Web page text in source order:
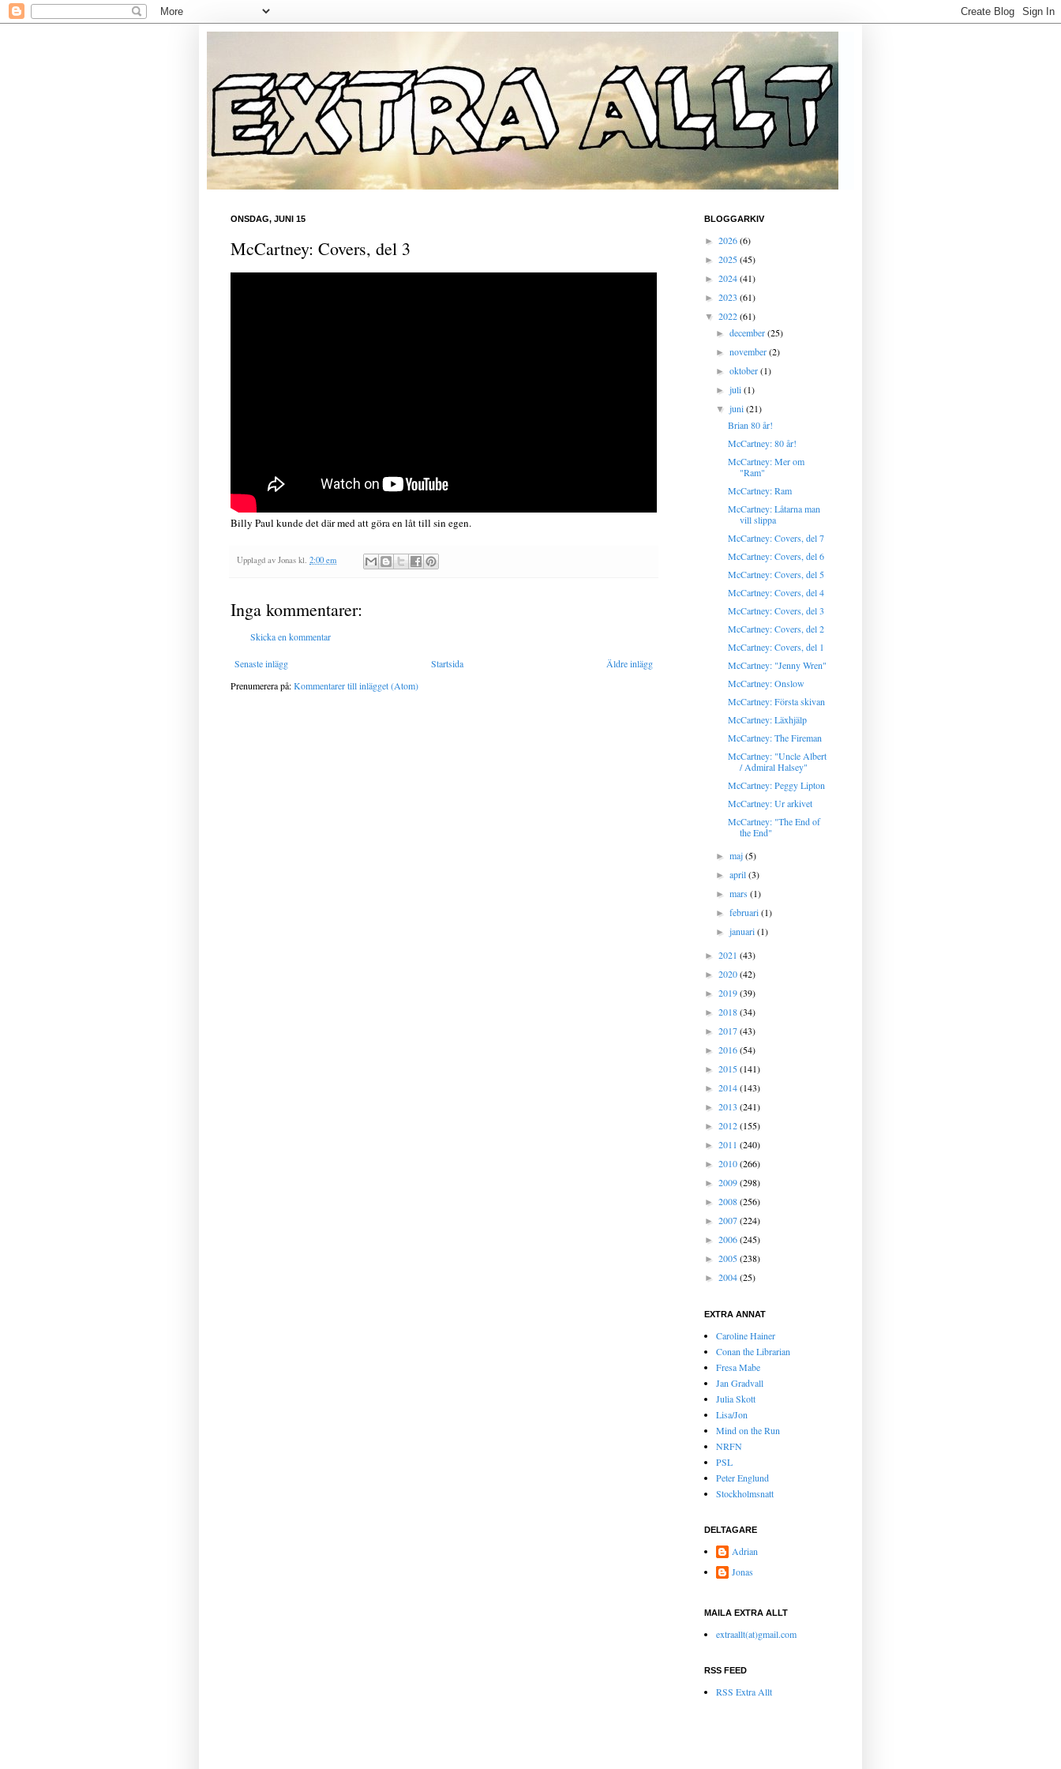
ONSDAG, JUNI 15
McCartney: Covers, del 3
Billy Paul kunde det där med att göra en låt till sin egen.
Upplagd av Jonas kl. 2:00 em
Inga kommentarer:
Skicka en kommentar
Senaste inlägg Äldre inlägg
Startsida
Prenumerera på:Kommentarer till inlägget (Atom)
BLOGGARKIV
► 2026(6)
► 2025(45)
► 2024(41)
► 2023 (61)
▼ 2022(61)
►december(25)
►november(2)
►oktober(1)
►juli(1)
▼juni(21)
Brian 80 år!
McCartney: 80 år!
McCartney: Mer om
"Ram"
McCartney: Ram
McCartney: Låtarna man
vill slippa
McCartney: Covers, del 7
McCartney: Covers, del 6
McCartney: Covers, del 5
McCartney: Covers, del 4
McCartney: Covers, del 3
McCartney: Covers, del 2
McCartney: Covers, del 1
McCartney: "Jenny Wren"
McCartney: Onslow
McCartney: Första skivan
McCartney: Läxhjälp
McCartney: The Fireman
McCartney: "Uncle Albert
/ Admiral Halsey"
McCartney: Peggy Lipton
McCartney: Ur arkivet
McCartney: "The End of
the End"
►maj(5)
►april(3)
►mars(1)
►februari(1)
►januari(1)
► 2021 (43)
► 2020(42)
► 2019(39)
► 2018(34)
► 2017(43)
► 2016(54)
► 2015(141)
► 2014(143)
► 2013 (241)
► 2012(155)
► 2011 (240)
► 2010(266)
► 2009(298)
► 2008(256)
► 2007(224)
► 2006(245)
► 2005(238)
► 2004(25)
EXTRA ANNAT
Caroline Hainer
Conan the Librarian
Fresa Mabe
Jan Gradvall
Julia Skott
Lisa/Jon
Mind on the Run
NRFN
PSL
Peter Englund
Stockholmsnatt
DELTAGARE
Adrian
Jonas
MAILA EXTRA ALLT
extraallt(at)gmail.com
RSS FEED
RSS Extra Allt